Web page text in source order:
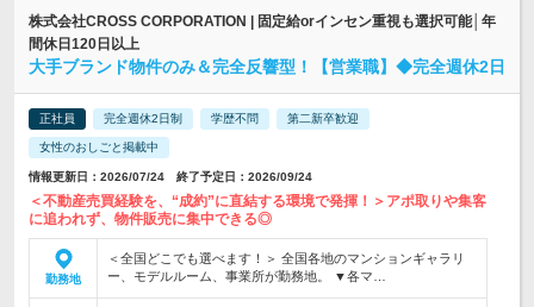
株式会社CROSS CORPORATION | 固定給orインセン重視も選択可能│年
間休日120日以上
大手ブランド物件のみ＆完全反響型！【営業職】◆完全週休2日
正社員 完全週休2日制 学歴不問 第二新卒歓迎
女性のおしごと掲載中
情報更新日：2026/07/24 終了予定日：2026/09/24
＜不動産売買経験を、“成約”に直結する環境で発揮！＞アポ取りや集客
に追われず、物件販売に集中できる◎
勤務地
＜全国どこでも選べます！＞ 全国各地のマンションギャラリ
ー、モデルルーム、事業所が勤務地。 ▼各マ…